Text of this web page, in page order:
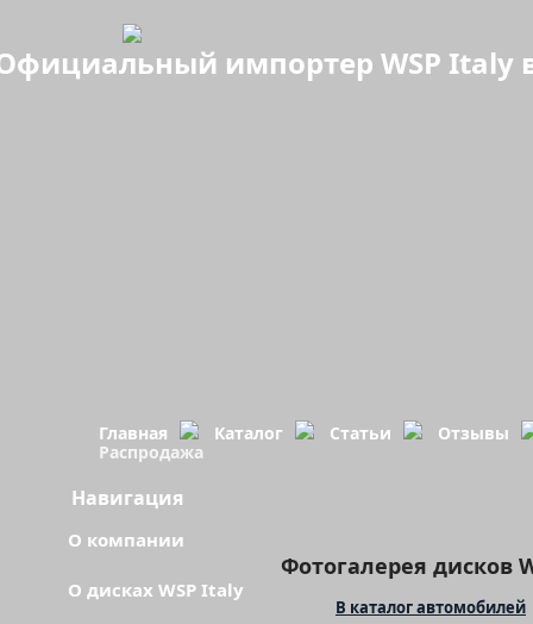
импортер WSP Italy
Главная Каталог Статьи
Отзывы
Распродажа
Фотогалерея дисков
В каталог автомобилей
Навигация
О компании
О дисках WSP Italy